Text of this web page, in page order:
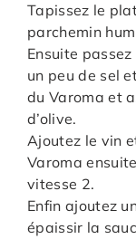
Tapissez le
parchemin
Ensuite
un peu de sel
du Varoma et
d’olive.
Ajoutez le vin
Varoma
vitesse 2.
Enfin ajoutez
épaissir la